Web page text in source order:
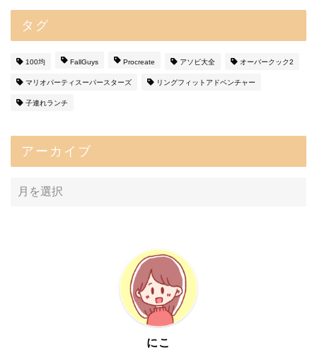
タグ
100均 FallGuys Procreate アソビ大全 オーバークック2
マリオパーティスーパースターズ リングフィットアドベンチャー
子連れランチ
アーカイブ
にこ